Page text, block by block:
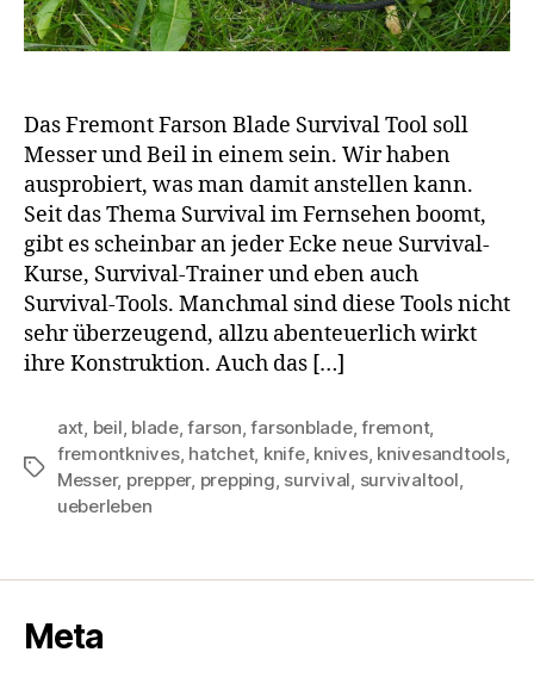
Das Fremont Farson Blade Survival Tool soll
Messer und Beil in einem sein. Wir haben
ausprobiert, was man damit anstellen kann.
Seit das Thema Survival im Fernsehen boomt,
gibt es scheinbar an jeder Ecke neue Survival-
Kurse, Survival-Trainer und eben auch
Survival-Tools. Manchmal sind diese Tools nicht
sehr überzeugend, allzu abenteuerlich wirkt
ihre Konstruktion. Auch das […]
Schlagwörter
axt beil blade,farson ,farsonblade,fremont,
fremontknives, hatchet, knife, knives, knivesandtools,
Messer, prepper, prepping survival survivaltool
ueberleben
Meta